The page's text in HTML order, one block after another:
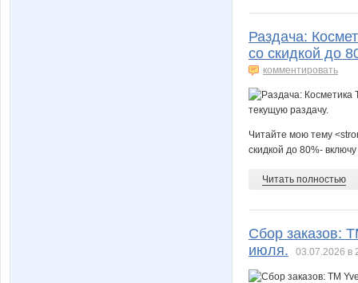
Раздача:
со скидкой до
комментировать
Читайте мою тему
скидкой до 80%-
Читать полностью
Сбор заказов:
июля.
03.07.2026 в